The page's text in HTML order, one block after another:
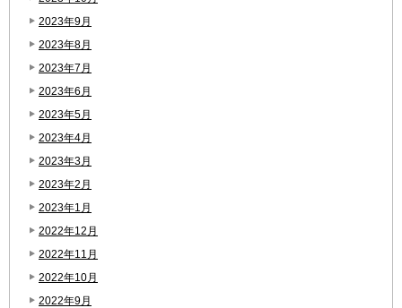
2023年9月
2023年8月
2023年7月
2023年6月
2023年5月
2023年4月
2023年3月
2023年2月
2023年1月
2022年12月
2022年11月
2022年10月
2022年9月